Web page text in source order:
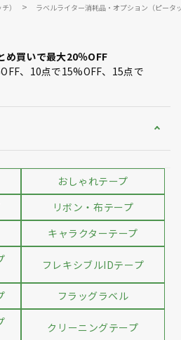
） > ラベルライター消耗品・オプション（ピータ
め買いで最大20％OFF
、10点で15%OFF、15点で
おしゃれテープ
リボン・布テープ
キャラクターテープ
フレキシブルIDテープ
フラッグラベル
クリーニングテープ